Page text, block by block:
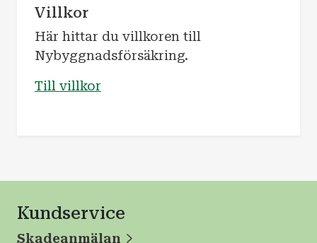
Villkor
Här hittar du villkoren till
Nybyggnadsförsäkring.
Till villkor
Kundservice
Skadeanmälan